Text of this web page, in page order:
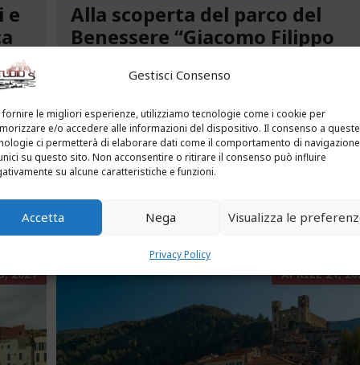
Gestisci Consenso
fornire le migliori esperienze, utilizziamo tecnologie come i cookie per
e/o accedere alle informazioni del dispositivo. Il consenso a queste
ci permetterà di elaborare dati come il comportamento di
su questo sito. Non acconsentire o ritirare il consenso può influire
su alcune caratteristiche e funzioni.
Accetta Nega Visualizza le
Privacy Policy
e
le
Alla scoperta del parco del
Benessere “Giacomo Filippo
paradiso affascina i visitatori. Stiamo parlando
del Parco del Benessere “Giacomo Filippo
Novaro” di Costarainera nella Riviera dei Fiori.
Un tempo parco degli ex ospedali Novaro e...
LEGGI ALTRO...
2021 APRILE 21,